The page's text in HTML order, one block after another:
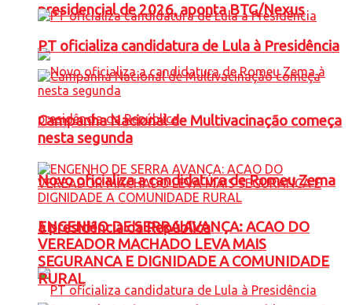
presidencial de 2026, aponta BTG/Nexus
Novo oficializa a candidatura de Romeu Zema
à presidência da República
PT oficializa candidatura de Lula à Presidência
Campanha Nacional de Multivacinação começa
nesta segunda
ENGENHO DE SERRA AVANÇA: ACAO DO
VEREADOR MACHADO LEVA MAIS
SEGURANCA E DIGNIDADE A COMUNIDADE
RURAL